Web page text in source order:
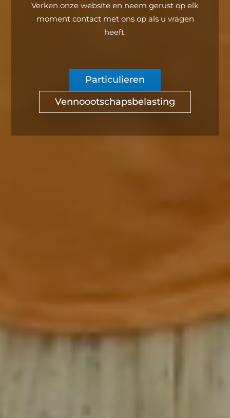
Verken onze website en neem gerust op elk
moment contact met ons op als u vragen
heeft.
Particulieren
Vennoootschapsbelasting